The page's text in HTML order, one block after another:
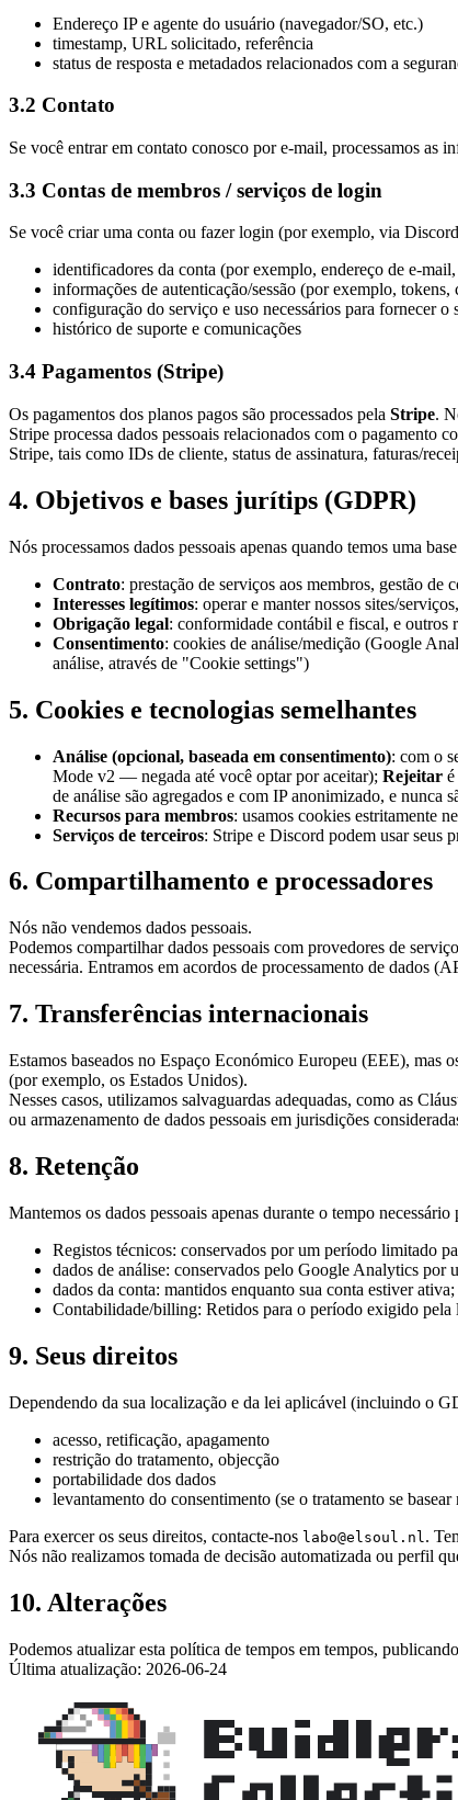
Endereço IP e agente do usuário (navegador/SO, etc.)
timestamp, URL solicitado, referência
status de resposta e metadados relacionados com a
3.2 Contato
Se você entrar em contato conosco por e-mail, processamos as
3.3 Contas de membros / serviços de login
Se você criar uma conta ou fazer login (por exemplo, via
identificadores da conta (por exemplo, endereço de e-
informações de autenticação/sessão (por exemplo, tokens,
configuração do serviço e uso necessários para fornecer
histórico de suporte e comunicações
3.4 Pagamentos (Stripe)
Os pagamentos dos planos pagos são processados pela Stripe.
Stripe processa dados pessoais relacionados com o pagamento
Stripe, tais como IDs de cliente, status de assinatura, faturas/
4. Objetivos e bases jurítips (GDPR)
Nós processamos dados pessoais apenas quando temos uma
Contrato: prestação de serviços aos membros, gestão de
Interesses legítimos: operar e manter nossos sites/
Obrigação legal: conformidade contábil e fiscal, e outros
Consentimento: cookies de análise/medição (Google
análise, através de "Cookie settings")
5. Cookies e tecnologias semelhantes
Análise (opcional, baseada em consentimento): com o
Mode v2 — negada até você optar por aceitar); Rejeitar
de análise são agregados e com IP anonimizado, e nunca
Recursos para membros: usamos cookies estritamente
Serviços de terceiros: Stripe e Discord podem usar seus
6. Compartilhamento e processadores
Nós não vendemos dados pessoais.
Podemos compartilhar dados pessoais com provedores de
necessária. Entramos em acordos de processamento de dados
7. Transferências internacionais
Estamos baseados no Espaço Económico Europeu (EEE), mas
(por exemplo, os Estados Unidos).
Nesses casos, utilizamos salvaguardas adequadas, como as
ou armazenamento de dados pessoais em jurisdições
8. Retenção
Mantemos os dados pessoais apenas durante o tempo
Registos técnicos: conservados por um período limitado
dados de análise: conservados pelo Google Analytics por
dados da conta: mantidos enquanto sua conta estiver
Contabilidade/billing: Retidos para o período exigido pela
9. Seus direitos
Dependendo da sua localização e da lei aplicável (incluindo o
acesso, retificação, apagamento
restrição do tratamento, objecção
portabilidade dos dados
levantamento do consentimento (se o tratamento se
Para exercer os seus direitos, contacte-nos labo@elsoul.nl .
Nós não realizamos tomada de decisão automatizada ou perfil
10. Alterações
Podemos atualizar esta política de tempos em tempos,
Última atualização: 2026-06-24